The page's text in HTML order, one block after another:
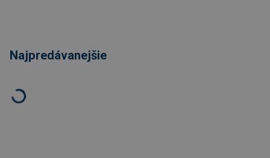
Najpredávanejšie